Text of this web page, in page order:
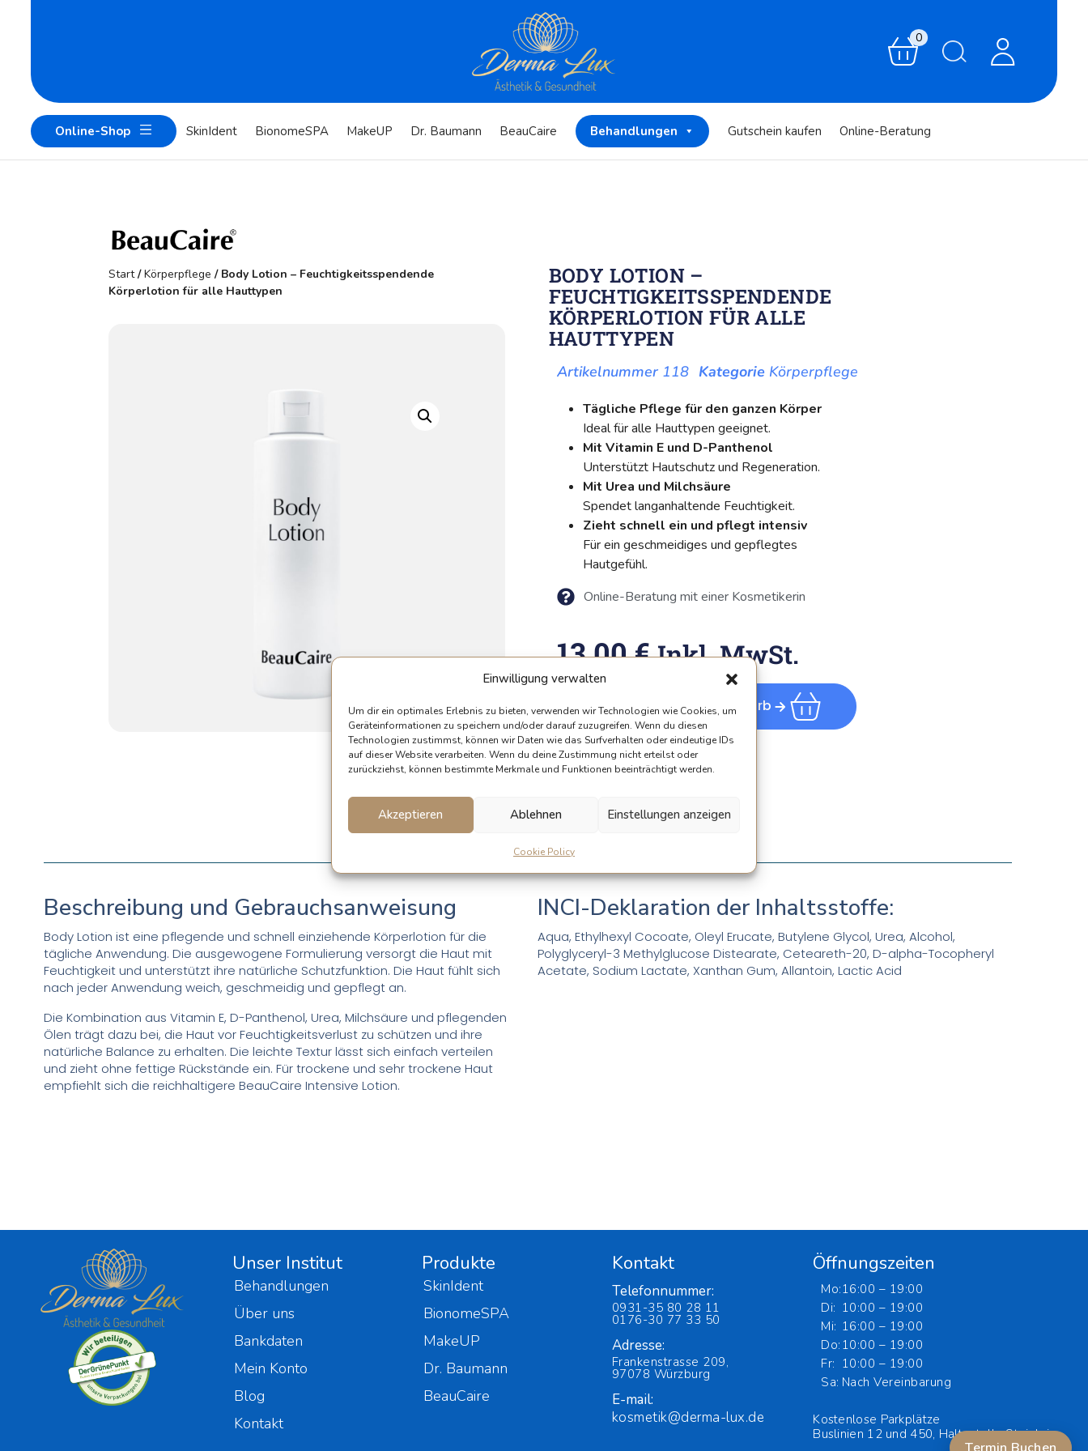
Einwilligung verwalten
Um dir ein optimales Erlebnis zu bieten, verwenden wir Technologien wie Cookies, um
Geräteinformationen zu speichern und/oder darauf zuzugreifen. Wenn du diesen
Technologien zustimmst, können wir Daten wie das Surfverhalten oder eindeutige IDs
auf dieser Website verarbeiten. Wenn du deine Zustimmung nicht erteilst oder
zurückziehst, können bestimmte Merkmale und Funktionen beeinträchtigt werden.
Akzeptieren Ablehnen Einstellungen anzeigen
Cookie Policy
0
Online-Shop SkinIdent BionomeSPA MakeUP Dr. Baumann BeauCaire Behandlungen Gutschein kaufen Online-Beratung
Start/Körperpflege / Body Lotion – Feuchtigkeitsspendende
Körperlotion für alle Hauttypen
BODY LOTION –
FEUCHTIGKEITSSPENDENDE
KÖRPERLOTION FÜR ALLE
HAUTTYPEN
118 Kategorie Körperpflege
Tägliche Pflege für den ganzen Körper
Ideal für alle Hauttypen geeignet.
Mit Vitamin E und D-Panthenol
Unterstützt Hautschutz und Regeneration.
Mit Urea und Milchsäure
Spendet langanhaltende Feuchtigkeit.
Zieht schnell ein und pflegt intensiv
Für ein geschmeidiges und gepflegtes
Hautgefühl.
Online-Beratung mit einer Kosmetikerin
13.00€ Inkl. MwSt.
In Den Warenkorb
Beschreibung und Gebrauchsanweisung
Body Lotion ist eine pflegende und schnell einziehende Körperlotion für die
tägliche Anwendung. Die ausgewogene Formulierung versorgt die Haut mit
Feuchtigkeit und unterstützt ihre natürliche Schutzfunktion. Die Haut fühlt sich
nach jeder Anwendung weich, geschmeidig und gepflegt an.
Die Kombination aus Vitamin E, D-Panthenol, Urea, Milchsäure und pflegenden
Ölen trägt dazu bei, die Haut vor Feuchtigkeitsverlust zu schützen und ihre
natürliche Balance zu erhalten. Die leichte Textur lässt sich einfach verteilen
und zieht ohne fettige Rückstände ein. Für trockene und sehr trockene Haut
empfiehlt sich die reichhaltigere BeauCaire Intensive Lotion.
INCI-Deklaration der Inhaltsstoffe:
Aqua, Ethylhexyl Cocoate, Oleyl Erucate, Butylene Glycol, Urea, Alcohol,
Polyglyceryl-3 Methylglucose Distearate, Ceteareth-20, D-alpha-Tocopheryl
Acetate, Sodium Lactate, Xanthan Gum, Allantoin, Lactic Acid
Unser Institut
Behandlungen
Über uns
Bankdaten
Mein Konto
Blog
Kontakt
Produkte
SkinIdent
BionomeSPA
MakeUP
Dr. Baumann
BeauCaire
Kontakt
Telefonnummer:
0931-35 80 28 11
0176-30 77 33 50
Adresse:
Frankenstrasse 209,
97078 Würzburg
E-mail:
kosmetik@derma-lux.de
Öffnungszeiten
Mo:
Di:
Mi:
Do:
Fr:
Sa:
16:00 – 19:00
10:00 – 19:00
16:00 – 19:00
10:00 – 19:00
10:00 – 19:00
Nach Vereinbarung
Kostenlose Parkplätze
Buslinien 12 und 450, Haltestelle Steinlein.